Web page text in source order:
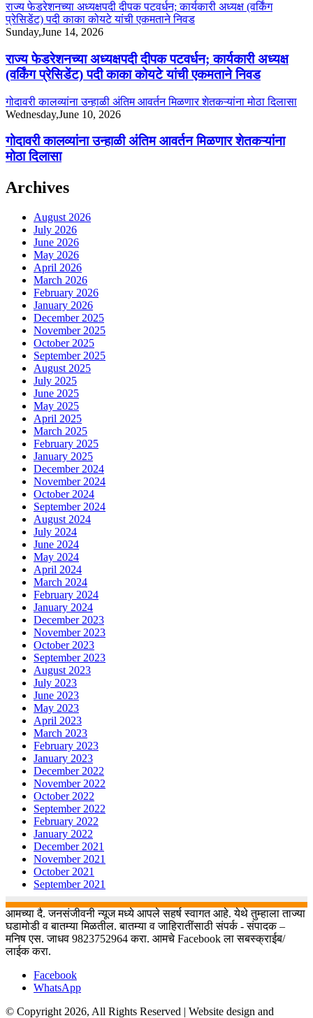
राज्य फेडरेशनच्या अध्यक्षपदी दीपक पटवर्धन; कार्यकारी अध्यक्ष (वर्किंग
प्रेसिडेंट) पदी काका कोयटे यांची एकमताने निवड
Sunday,June 14, 2026
राज्य फेडरेशनच्या अध्यक्षपदी दीपक पटवर्धन; कार्यकारी अध्यक्ष
(वर्किंग प्रेसिडेंट) पदी काका कोयटे यांची एकमताने निवड
गोदावरी कालव्यांना उन्हाळी अंतिम आवर्तन मिळणार शेतकऱ्यांना मोठा दिलासा
Wednesday,June 10, 2026
गोदावरी कालव्यांना उन्हाळी अंतिम आवर्तन मिळणार शेतकऱ्यांना
मोठा दिलासा
Archives
August 2026
July 2026
June 2026
May 2026
April 2026
March 2026
February 2026
January 2026
December 2025
November 2025
October 2025
September 2025
August 2025
July 2025
June 2025
May 2025
April 2025
March 2025
February 2025
January 2025
December 2024
November 2024
October 2024
September 2024
August 2024
July 2024
June 2024
May 2024
April 2024
March 2024
February 2024
January 2024
December 2023
November 2023
October 2023
September 2023
August 2023
July 2023
June 2023
May 2023
April 2023
March 2023
February 2023
January 2023
December 2022
November 2022
October 2022
September 2022
February 2022
January 2022
December 2021
November 2021
October 2021
September 2021
आमच्या दै. जनसंजीवनी न्यूज मध्ये आपले सहर्ष स्वागत आहे. येथे तुम्हाला ताज्या
घडामोडी व बातम्या मिळतील. बातम्या व जाहिरातींसाठी संपर्क - संपादक –
मनिष एस. जाधव 9823752964 करा. आमचे Facebook ला सबस्क्राईब/
लाईक करा.
Facebook
WhatsApp
© Copyright 2026, All Rights Reserved | Website design and